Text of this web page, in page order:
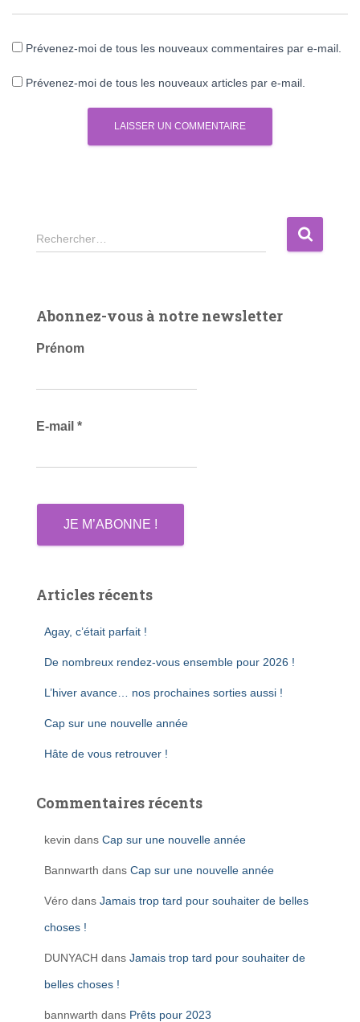
Prévenez-moi de tous les nouveaux commentaires par e-mail.
Prévenez-moi de tous les nouveaux articles par e-mail.
R
e
r
h
r
:
Rechercher…
Abonnez-vous à notre newsletter
Prénom
E-mail *
Articles récents
Agay, c’était parfait !
De nombreux rendez-vous ensemble pour 2026 !
L’hiver avance… nos prochaines sorties aussi !
Cap sur une nouvelle année
Hâte de vous retrouver !
Commentaires récents
kevin dans Cap sur une nouvelle année
Bannwarth dans Cap sur une nouvelle année
Véro dans Jamais trop tard pour souhaiter de belles
choses !
DUNYACH dans Jamais trop tard pour souhaiter de
belles choses !
bannwarth dans Prêts pour 2023